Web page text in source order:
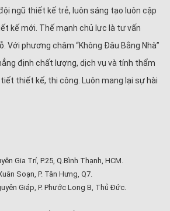
ngũ thiết kế trẻ, luôn sáng tạo luôn cập
kế mới. Thế mạnh chủ lực là tư vấn
Với phương châm “Không Đâu Bằng Nhà”
định chất lượng, dịch vụ và tính thẩm
thiết kế, thi công. Luôn mang lại sự hài
Gia Trí, P.25, Q.Bình Thạnh, HCM.
Soạn, P. Tân Hưng, Q7.
Giáp, P. Phước Long B, Thủ Đức.